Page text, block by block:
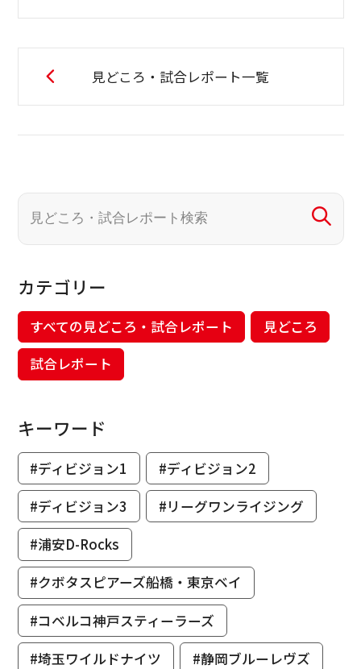
見どころ・試合レポート一覧
カテゴリー
すべての見どころ・試合レポート
見どころ
試合レポート
キーワード
#ディビジョン1
#ディビジョン2
#ディビジョン3
#リーグワンライジング
#浦安D-Rocks
#クボタスピアーズ船橋・東京ベイ
#コベルコ神戸スティーラーズ
#埼玉ワイルドナイツ
#静岡ブルーレヴズ